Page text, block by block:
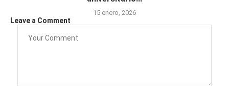
15 enero, 2026
Leave a Comment